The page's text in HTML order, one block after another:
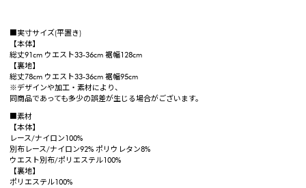
■実寸サイズ(平置き)
【本体】
総丈91cm ウエスト33-36cm 裾幅128cm
【裏地】
総丈78cm ウエスト33-36cm 裾幅95cm
※デザインや加工・素材により、
同商品であっても多少の誤差が生じる場合がございます。
■素材
【本体】
レース/ナイロン100%
別布レース/ナイロン92% ポリウレタン8%
ウエスト別布/ポリエステル100%
【裏地】
ポリエステル100%